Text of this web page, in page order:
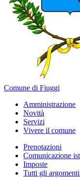
Comune di Fiuggi
Amministrazione
Novità
Servizi
Vivere il comune
Prenotazioni
Comunicazione
Imposte
Tutti gli